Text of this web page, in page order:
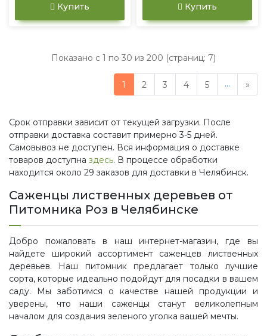
Купить Купить
Показано с 1 по 30 из 200 (страниц: 7)
1 2 3 4 5 ... »
Срок отправки зависит от текущей загрузки. После
отправки доставка составит примерно 3-5 дней.
Самовывоз не доступен. Вся информация о доставке
товаров доступна здесь. В процессе обработки
находится около 29 заказов для доставки в Челябинск.
Саженцы лиственных деревьев от
Питомника Роз в Челябинске
Добро пожаловать в наш интернет-магазин, где вы
найдете широкий ассортимент саженцев лиственных
деревьев. Наш питомник предлагает только лучшие
сорта, которые идеально подойдут для посадки в вашем
саду. Мы заботимся о качестве нашей продукции и
уверены, что наши саженцы станут великолепным
началом для создания зеленого уголка вашей мечты.